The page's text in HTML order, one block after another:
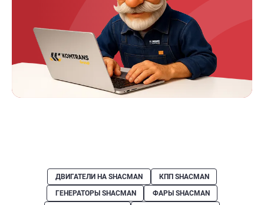
ДВИГАТЕЛИ НА SHACMAN
КПП SHACMAN
ГЕНЕРАТОРЫ SHACMAN
ФАРЫ SHACMAN